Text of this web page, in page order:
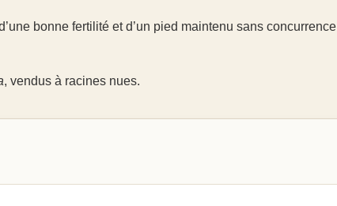
bonne fertilité et d’un pied maintenu sans concurrence
, vendus à racines nues.